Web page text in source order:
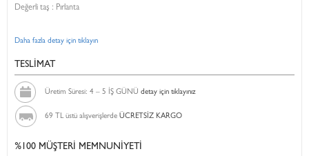
Değerli taş : Pırlanta
Daha fazla detay için tıklayın
TESLİMAT
Üretim Süresi: 4 – 5 İŞ GÜNÜ detay için tıklayınız
69 TL üstü alışverişlerde ÜCRETSİZ KARGO
%100 MÜŞTERİ MEMNUNİYETİ